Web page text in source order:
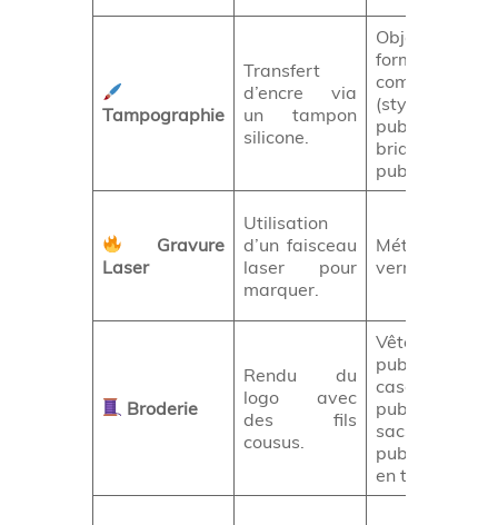
Tampographie
Transfert
d’encre via
un tampon
silicone.
Objets aux
formes
complexes
(stylos
publicitaires,
briquets
publicitaires).
Gravure
Laser
Utilisation
d’un faisceau
laser pour
marquer.
Métal, bois,
verre, cuir.
Broderie
Rendu du
logo avec
des fils
cousus.
Vêtements
publicitaires,
casquettes
publicitaires,
sacs
publicitaires
en toile.